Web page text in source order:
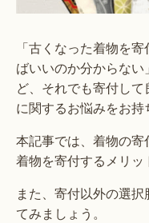
「古くなった着物を
ばいいのか分からな
ど、それでも寄付し
に関するお悩みをお持
本記事では、着物の寄
着物を寄付するメリッ
また、寄付以外の選
てみましょう。